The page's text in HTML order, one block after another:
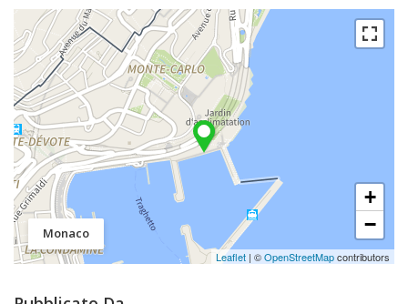
Monaco
+
−
Leaflet | ©OpenStreetMapcontributors